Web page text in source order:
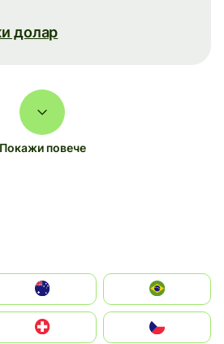
долар
Покажи повече